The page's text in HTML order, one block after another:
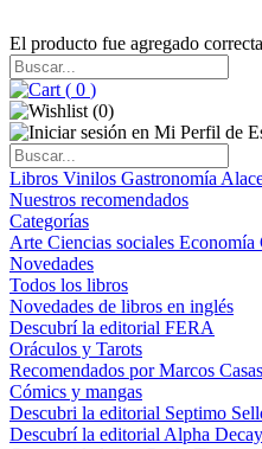
El producto fue agregado
( 0 )
(0)
Libros Vinilos Gastronomía
Nuestros recomendados
Categorías
Arte Ciencias sociales Economía
Novedades
Todos los libros
Novedades de libros en inglés
Descubrí la editorial FERA
Oráculos y Tarots
Recomendados por Marcos Casas
Cómics y mangas
Descubri la editorial Septimo
Descubrí la editorial Alpha Decay